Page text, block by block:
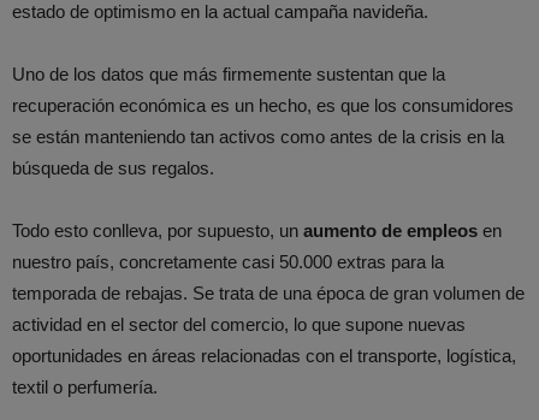
estado de optimismo en la actual campaña navideña.
Uno de los datos que más firmemente sustentan que la
recuperación económica es un hecho, es que los consumidores
se están manteniendo tan activos como antes de la crisis en la
búsqueda de sus regalos.
Todo esto conlleva, por supuesto, un aumento de empleos en
nuestro país, concretamente casi 50.000 extras para la
temporada de rebajas. Se trata de una época de gran volumen de
actividad en el sector del comercio, lo que supone nuevas
oportunidades en áreas relacionadas con el transporte, logística,
textil o perfumería.